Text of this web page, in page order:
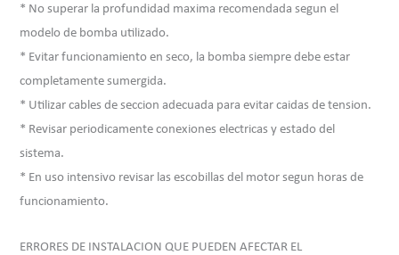
* No superar la profundidad maxima recomendada segun el
modelo de bomba utilizado.
* Evitar funcionamiento en seco, la bomba siempre debe estar
completamente sumergida.
* Utilizar cables de seccion adecuada para evitar caidas de tension.
* Revisar periodicamente conexiones electricas y estado del
sistema.
* En uso intensivo revisar las escobillas del motor segun horas de
funcionamiento.
ERRORES DE INSTALACION QUE PUEDEN AFECTAR EL